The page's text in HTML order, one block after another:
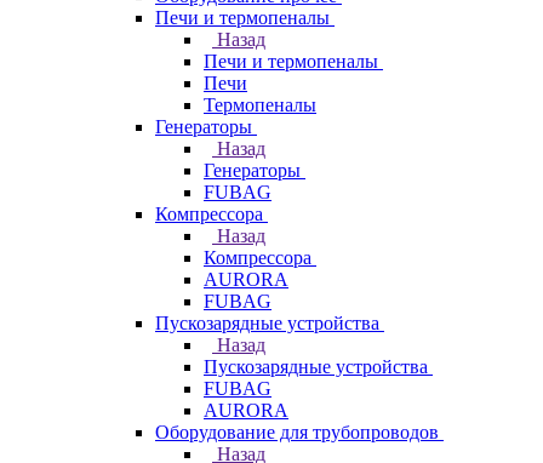
Печи и термопеналы
Назад
Печи и термопеналы
Печи
Термопеналы
Генераторы
Назад
Генераторы
FUBAG
Компрессора
Назад
Компрессора
AURORA
FUBAG
Пускозарядные устройства
Назад
Пускозарядные устройства
FUBAG
AURORA
Оборудование для трубопроводов
Назад